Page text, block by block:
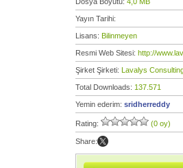
Yayın Tarihi:
Lisans: Bilinmeyen
Resmi Web Sitesi: http://
Şirket Şirketi: Lavalys
Total Downloads: 137.571
Yemin ederim: sridherreddy
Rating: (0 oy)
Share: